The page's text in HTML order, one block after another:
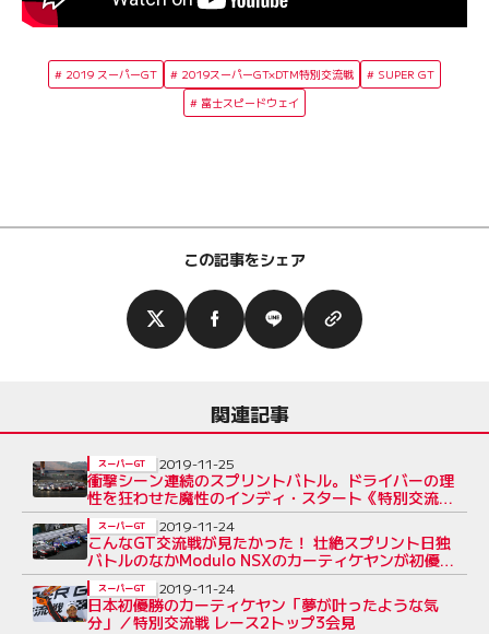
2019 スーパーGT 2019スーパーGT×DTM特別交流戦
SUPER GT
富士スピードウェイ
この記事をシェア
関連記事
衝撃シーン連続のスプリントバトル。ドライバーの理
性を狂わせた魔性のインディ・スタート《特別交流戦
レース2あと読み》
スーパーGT 2019-11-25
こんなGT交流戦が見たかった！ 壮絶スプリント日独
バトルのなかModulo NSXのカーティケヤンが初優
勝：レース2
スーパーGT 2019-11-24
日本初優勝のカーティケヤン「夢が叶ったような気
分」／特別交流戦 レース2トップ3会見
スーパーGT 2019-11-24